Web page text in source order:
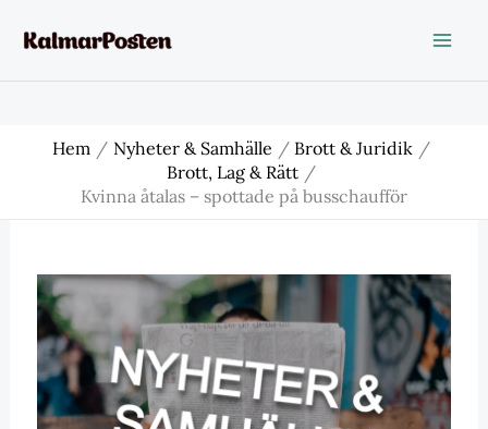
Hem Nyheter & Samhälle
Brott & Juridik
Brott, Lag & Rätt
Kvinna åtalas – spottade på busschaufför